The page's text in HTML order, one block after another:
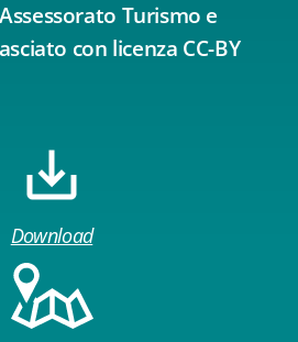
Turismo e
con licenza CC-BY
Download